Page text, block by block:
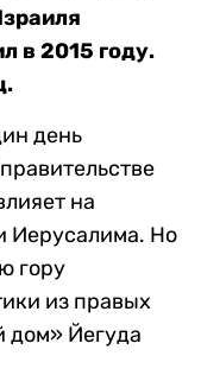
в 2015 году.
день
на
Иерусалима. Но
гору
из правых
дом» Йегуда